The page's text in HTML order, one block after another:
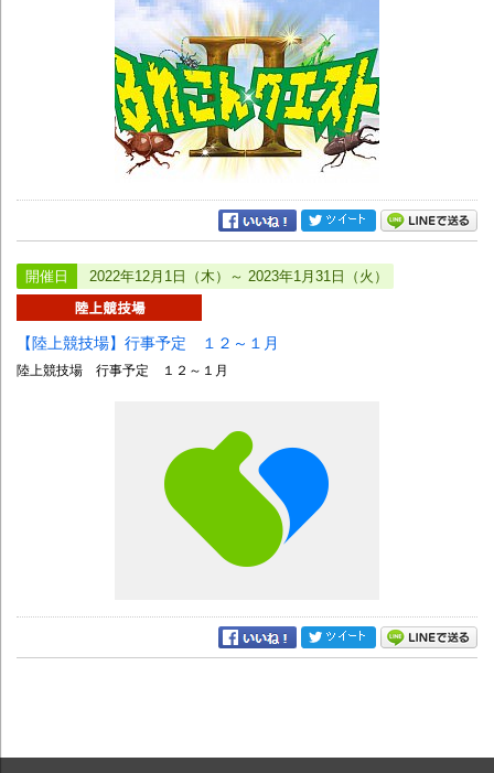
開催日 2022年12月1日（木）～ 2023年1月31日（火）
【陸上競技場】行事予定 １２～１月
陸上競技場 行事予定 １２～１月